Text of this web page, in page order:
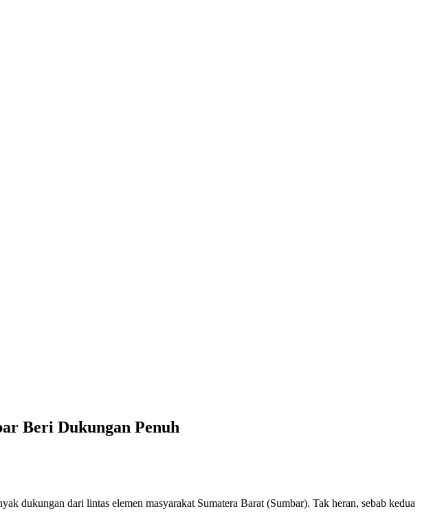
Beri Dukungan Penuh
dukungan dari lintas elemen masyarakat Sumatera Barat (Sumbar). Tak heran, sebab kedua